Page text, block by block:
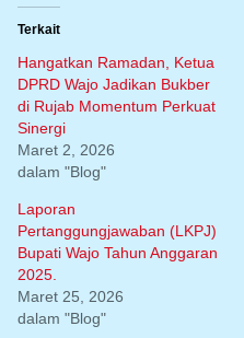
Terkait
Hangatkan Ramadan, Ketua
DPRD Wajo Jadikan Bukber
di Rujab Momentum Perkuat
Sinergi
Maret 2, 2026
dalam "Blog"
Laporan
Pertanggungjawaban (LKPJ)
Bupati Wajo Tahun Anggaran
2025.
Maret 25, 2026
dalam "Blog"